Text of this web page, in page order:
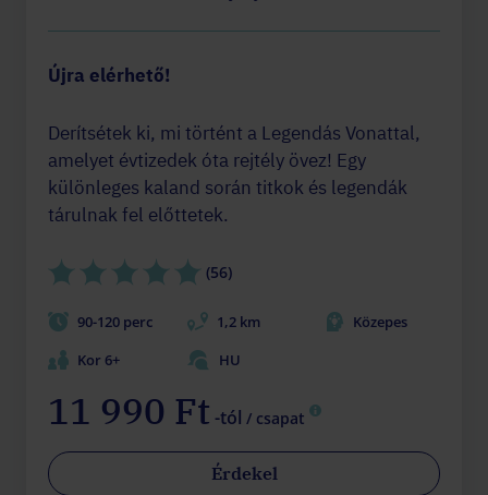
Újra elérhető!
Derítsétek ki, mi történt a Legendás Vonattal,
amelyet évtizedek óta rejtély övez! Egy
különleges kaland során titkok és legendák
tárulnak fel előttetek.
(56)
90-120 perc 1,2 km
Közepes
Kor 6+
HU
11 990 Ft -tól / csapat
Érdekel